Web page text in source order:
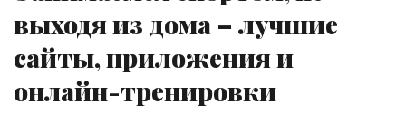
выходя из дома – лучшие
сайты, приложения и
онлайн-тренировки